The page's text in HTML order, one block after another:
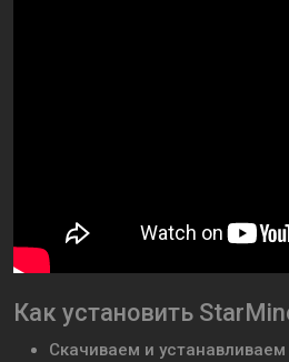
Как установить
Скачиваем и устанавливаем